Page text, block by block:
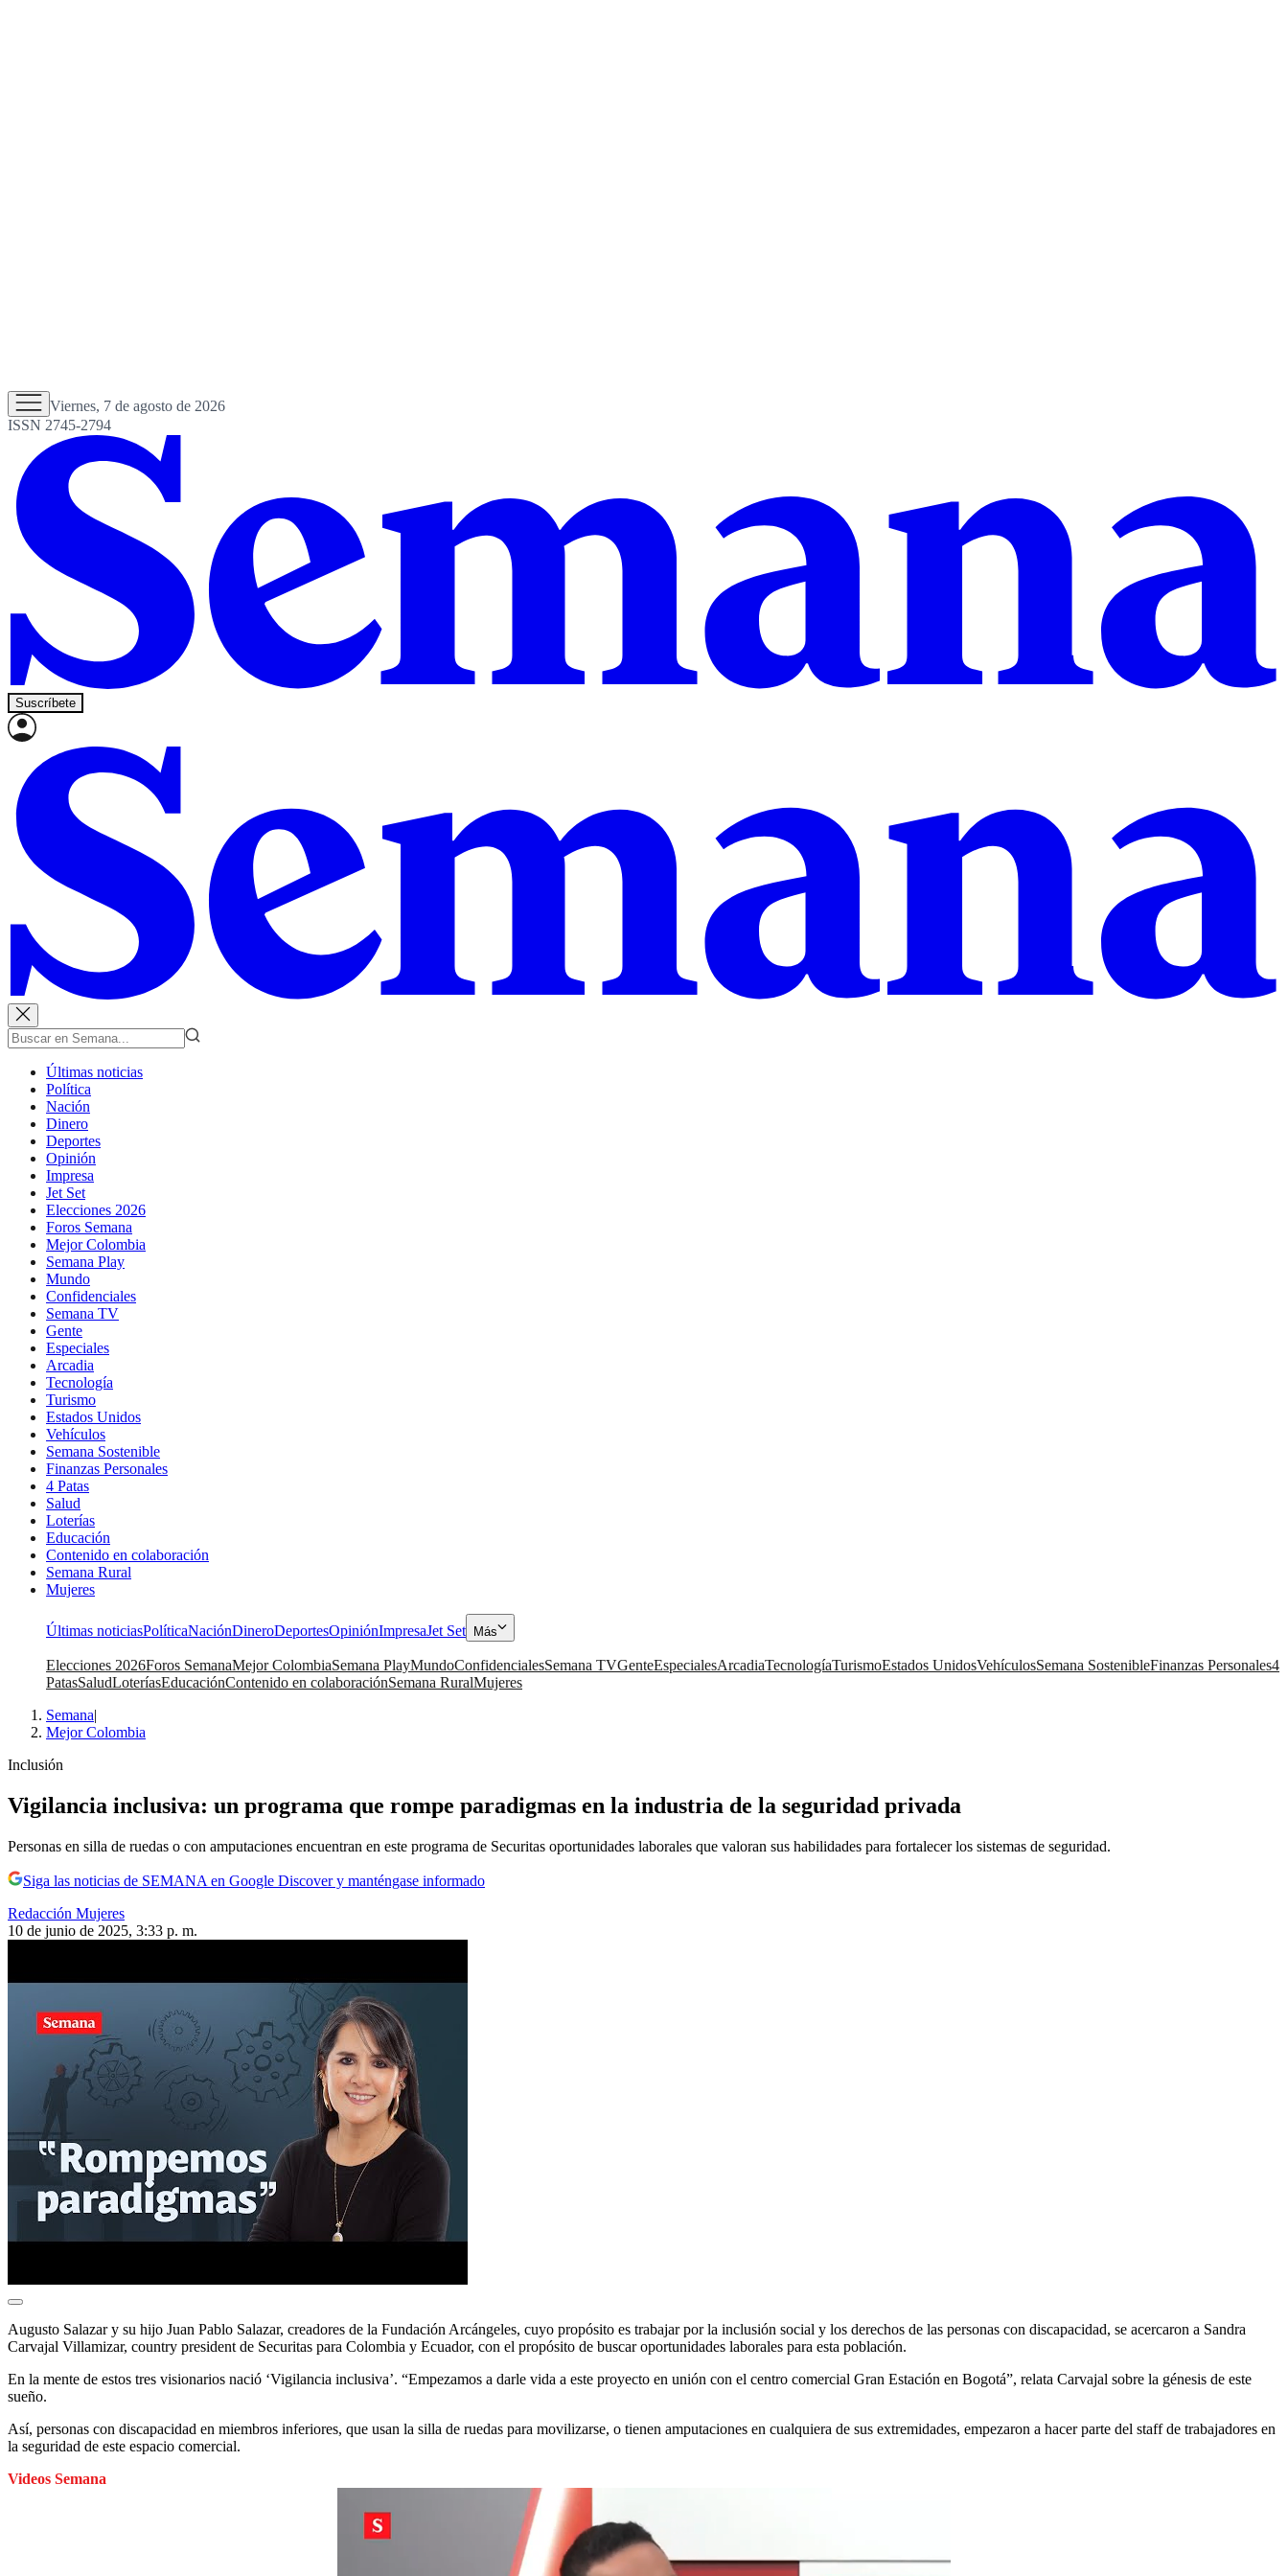
Viernes, 7 de agosto de 2026
ISSN 2745-2794
Suscríbete
Últimas noticias
Política
Nación
Dinero
Deportes
Opinión
Impresa
Jet Set
Elecciones 2026
Foros Semana
Mejor Colombia
Semana Play
Mundo
Confidenciales
Semana TV
Gente
Especiales
Arcadia
Tecnología
Turismo
Estados Unidos
Vehículos
Semana Sostenible
Finanzas Personales
4 Patas
Salud
Loterías
Educación
Contenido en colaboración
Semana Rural
Mujeres
Últimas noticiasPolíticaNaciónDineroDeportesOpiniónImpresaJet Set Más
Elecciones 2026Foros SemanaMejor ColombiaSemana PlayMundoConfidencialesSemana TVGenteEspecialesArcadiaTecnologíaTurismoEstados UnidosVehículosSemana SostenibleFinanzas Personales4
PatasSaludLoteríasEducaciónContenido en colaboraciónSemana RuralMujeres
Semana|
Mejor Colombia
Inclusión
Vigilancia inclusiva: un programa que rompe paradigmas en la industria de la seguridad privada
Personas en silla de ruedas o con amputaciones encuentran en este programa de Securitas oportunidades laborales que valoran sus habilidades para fortalecer los sistemas de seguridad.
Siga las noticias de SEMANA en Google Discover y manténgase informado
Redacción Mujeres
10 de junio de 2025, 3:33 p. m.
Augusto Salazar y su hijo Juan Pablo Salazar, creadores de la Fundación Arcángeles, cuyo propósito es trabajar por la inclusión social y los derechos de las personas con discapacidad, se acercaron a Sandra
Carvajal Villamizar, country president de Securitas para Colombia y Ecuador, con el propósito de buscar oportunidades laborales para esta población.
En la mente de estos tres visionarios nació ‘Vigilancia inclusiva’. “Empezamos a darle vida a este proyecto en unión con el centro comercial Gran Estación en Bogotá”, relata Carvajal sobre la génesis de este
sueño.
Así, personas con discapacidad en miembros inferiores, que usan la silla de ruedas para movilizarse, o tienen amputaciones en cualquiera de sus extremidades, empezaron a hacer parte del staff de trabajadores en
la seguridad de este espacio comercial.
Videos Semana